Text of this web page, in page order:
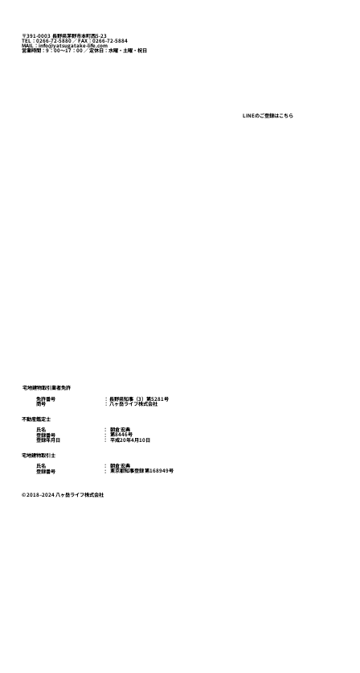
切ったばかりの赤松～松の香りが漂う～
宅地建物取引業者免許
免許番号
​： 長野県知事（3）第5281号
商号 ​： 八ヶ岳ライフ株式会社
不動産鑑定士
氏名
朝倉 宏典
：
登録番号 第8446号
：
登録年月日 平成20年4月10日
：
宅地建物取引士
氏名
朝倉 宏典
：
登録番号 東京都知事登録 第168949号
：
© 2018–2024 八ヶ岳ライフ株式会社
〒391-0003 長野県茅野市本町西5-23
TEL：0266-72-5880 ／ FAX：0266-72-5884
MAIL：info@yatsugatake-life.com
営業時間：9：00～17：00 ／ 定休日：水曜・土曜・祝日
LINEのご登録はこちら